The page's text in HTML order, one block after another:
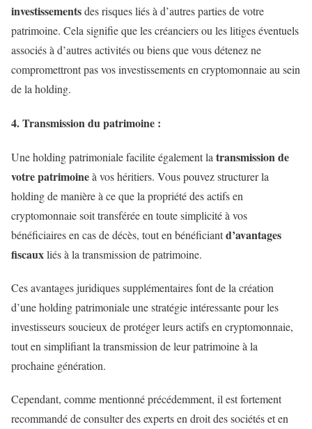
investissementsdes risques liés à d’autres parties de votre
patrimoine. Cela signifie que les créanciers ou les litiges éventuels
associés à d’autres activités ou biens que vous détenez ne
compromettront pas vos investissements en cryptomonnaie au sein
de la holding.
4. Transmission du patrimoine :
Une holding patrimoniale facilite également la transmission de
votre patrimoineà vos héritiers. Vous pouvez structurer la
holding de manière à ce que la propriété des actifs en
cryptomonnaie soit transférée en toute simplicité à vos
bénéficiaires en cas de décès, tout en bénéficiantd’avantages
fiscauxliés à la transmission de patrimoine.
Ces avantages juridiques supplémentaires font de la création
d’une holding patrimoniale une stratégie intéressante pour les
investisseurs soucieux de protéger leurs actifs en cryptomonnaie,
tout en simplifiant la transmission de leur patrimoine à la
prochaine génération.
Cependant, comme mentionné précédemment, il est fortement
recommandé de consulter des experts en droit des sociétés et en